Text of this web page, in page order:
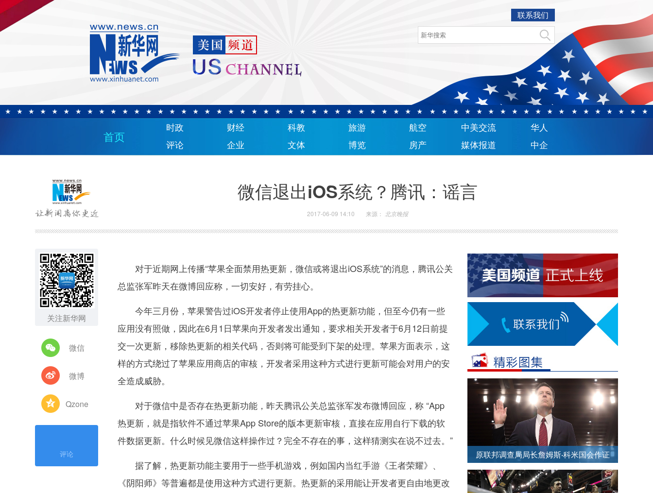
联系我们
首页
时政 财经 科教 旅游 航空 中美交流
华人
评论
企业 文体 博览 房产 媒体报道 中企
微信退出iOS系统？腾讯：谣言
2017-06-09 14:10 来源： 北京晚报
关注新华网
微信
微博
Qzone
评论
对于近期网上传播“苹果全面禁用热更新，微信或将退出iOS系统”的消息，腾讯公关
总监张军昨天在微博回应称，一切安好，有劳挂心。
今年三月份，苹果警告过iOS开发者停止使用App的热更新功能，但至今仍有一些
应用没有照做，因此在6月1日苹果向开发者发出通知，要求相关开发者于6月12日前提
交一次更新，移除热更新的相关代码，否则将可能受到下架的处理。苹果方面表示，这
样的方式绕过了苹果应用商店的审核，开发者采用这种方式进行更新可能会对用户的安
全造成威胁。
对于微信中是否存在热更新功能，昨天腾讯公关总监张军发布微博回应，称 “App
热更新，就是指软件不通过苹果App Store的版本更新审核，直接在应用自行下载的软
件数据更新。什么时候见微信这样操作过？完全不存在的事，这样猜测实在说不过去。”
据了解，热更新功能主要用于一些手机游戏，例如国内当红手游《王者荣耀》、
《阴阳师》等普遍都是使用这种方式进行更新。热更新的采用能让开发者更自由地更改
原联邦调查局局长詹姆斯·科米国会作证